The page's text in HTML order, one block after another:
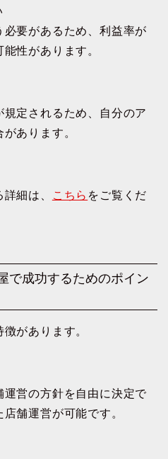
要があるため、利益率が
性があります。
規定されるため、自分のア
あります。
細は、 こちら をご覧くだ
で成功するためのポイン
があります。
運営の方針を自由に決定で
舗運営が可能です。